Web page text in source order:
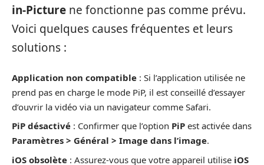
in-Picture ne fonctionne pas comme prévu.
Voici quelques causes fréquentes et leurs
solutions :
Application non compatible : Si l’application utilisée ne
prend pas en charge le mode PiP, il est conseillé d’essayer
d’ouvrir la vidéo via un navigateur comme Safari.
PiP désactivé : Confirmer que l’option PiP est activée dans
Paramètres > Général > Image dans l’image.
iOS obsolète : Assurez-vous que votre appareil utilise iOS